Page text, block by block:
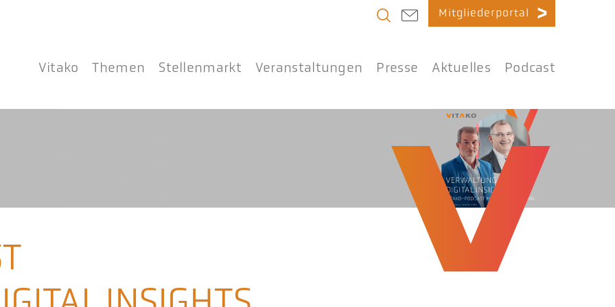
Mitgliederportal
Vitako Themen Stellenmarkt Veranstaltungen Presse Aktuelles Podcast